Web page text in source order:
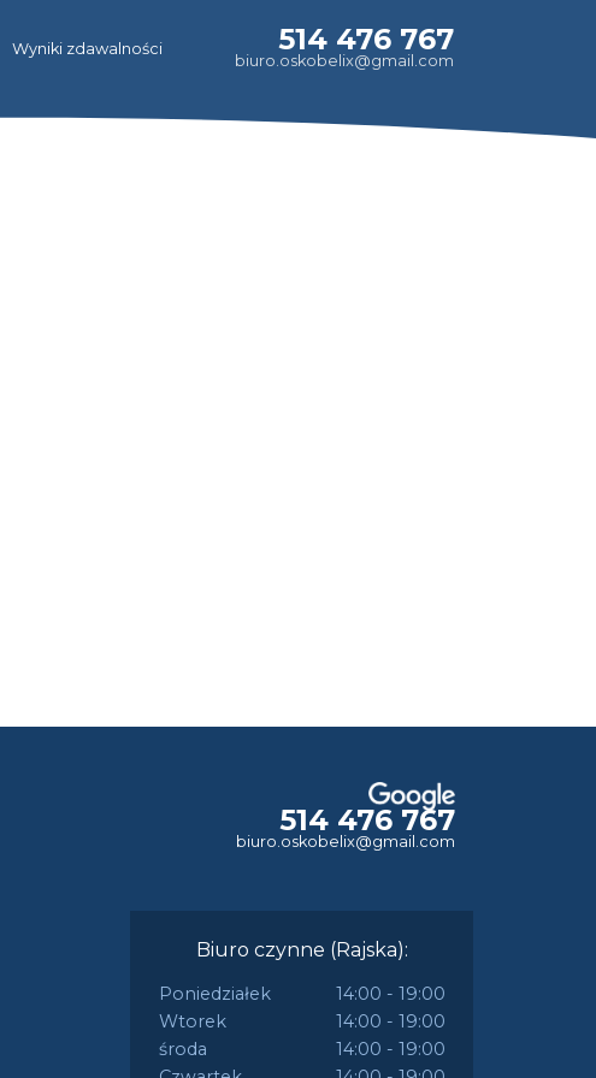
Wyniki zdawalności 514 476 767
biuro.oskobelix@gmail.com
514 476 767
biuro.oskobelix@gmail.com
Biuro czynne (Rajska):
Poniedziałek
14:00 - 19:00
Wtorek
14:00 - 19:00
środa
14:00 - 19:00